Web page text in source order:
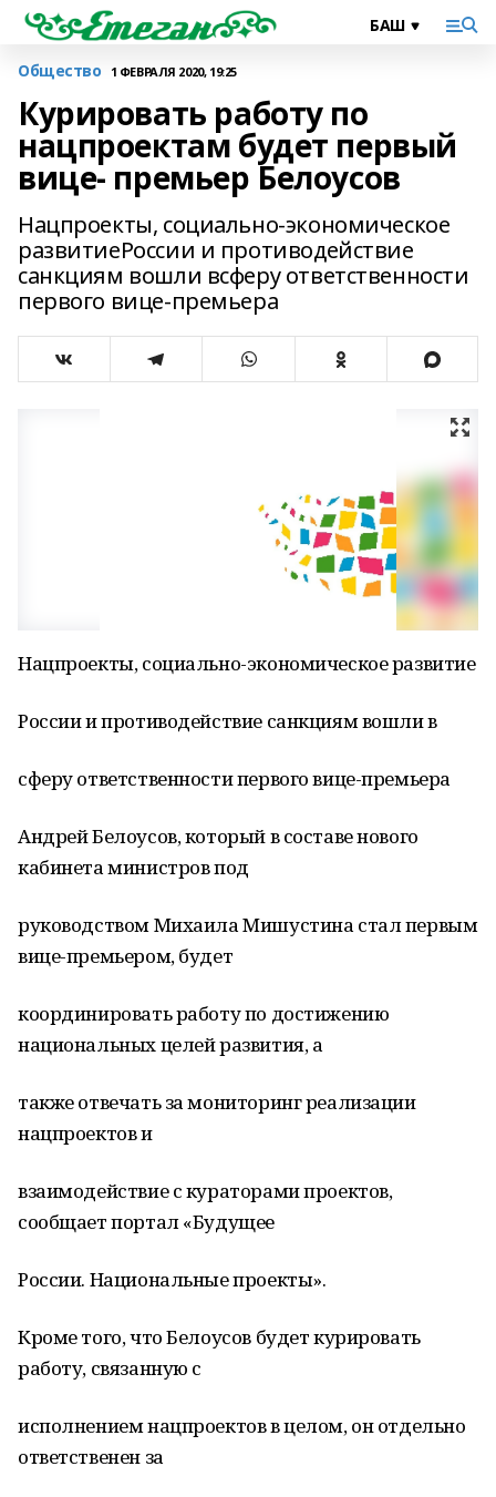
Общество 1 ФЕВРАЛЯ 2020, 19:25
Курировать работу по
нацпроектам будет первый
вице- премьер Белоусов
Нацпроекты, социально-экономическое
развитиеРоссии и противодействие
санкциям вошли всферу ответственности
первого вице-премьера
Нацпроекты, социально-экономическое развитие
России и противодействие санкциям вошли в
сферу ответственности первого вице-премьера
Андрей Белоусов, который в составе нового
кабинета министров под
руководством Михаила Мишустина стал первым
вице-премьером, будет
координировать работу по достижению
национальных целей развития, а
также отвечать за мониторинг реализации
нацпроектов и
взаимодействие с кураторами проектов,
сообщает портал «Будущее
России. Национальные проекты».
Кроме того, что Белоусов будет курировать
работу, связанную с
исполнением нацпроектов в целом, он отдельно
ответственен за